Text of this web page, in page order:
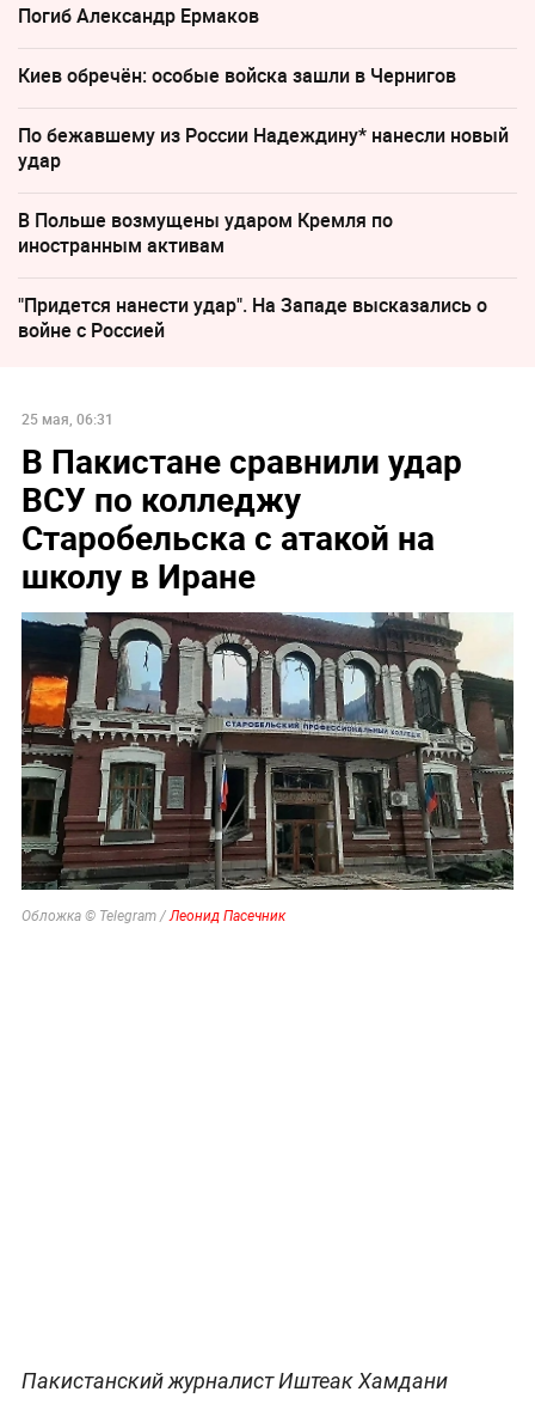
Погиб Александр Ермаков
Киев обречён: особые войска зашли в Чернигов
По бежавшему из России Надеждину* нанесли новый
удар
В Польше возмущены ударом Кремля по
иностранным активам
"Придется нанести удар". На Западе высказались о
войне с Россией
25 мая, 06:31
В Пакистане сравнили удар
ВСУ по колледжу
Старобельска с атакой на
школу в Иране
Обложка © Telegram / Леонид Пасечник
Пакистанский журналист Иштеак Хамдани